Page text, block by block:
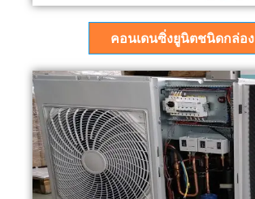
คอนเดนซิ่งยูนิตชนิดกล่อง